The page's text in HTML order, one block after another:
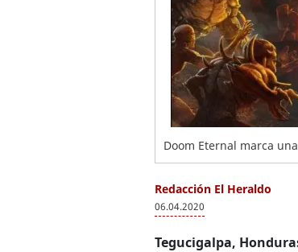
Doom Eternal marca
Redacción El Heraldo
06.04.2020
Tegucigalpa,